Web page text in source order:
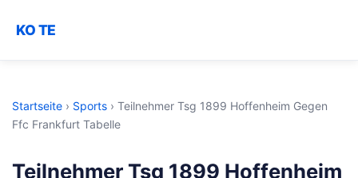
KO TE
Startseite › Sports › Teilnehmer Tsg 1899 Hoffenheim Gegen
Ffc Frankfurt Tabelle
Teilnehmer Tsg 1899 Hoffenheim